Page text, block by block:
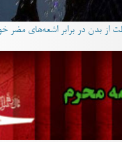
از بدن در برابر اشعه‌های مضر